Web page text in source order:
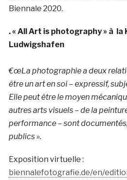
Biennale 2020.
. « All Art is photography » à la
Ludwigshafen
€œLa photographie a deux
être un art en soi – expressif,
Elle peut être le moyen
autres arts visuels – de la
performance – sont
publics ».
Exposition virtuelle :
biennalefotografie.de/en/